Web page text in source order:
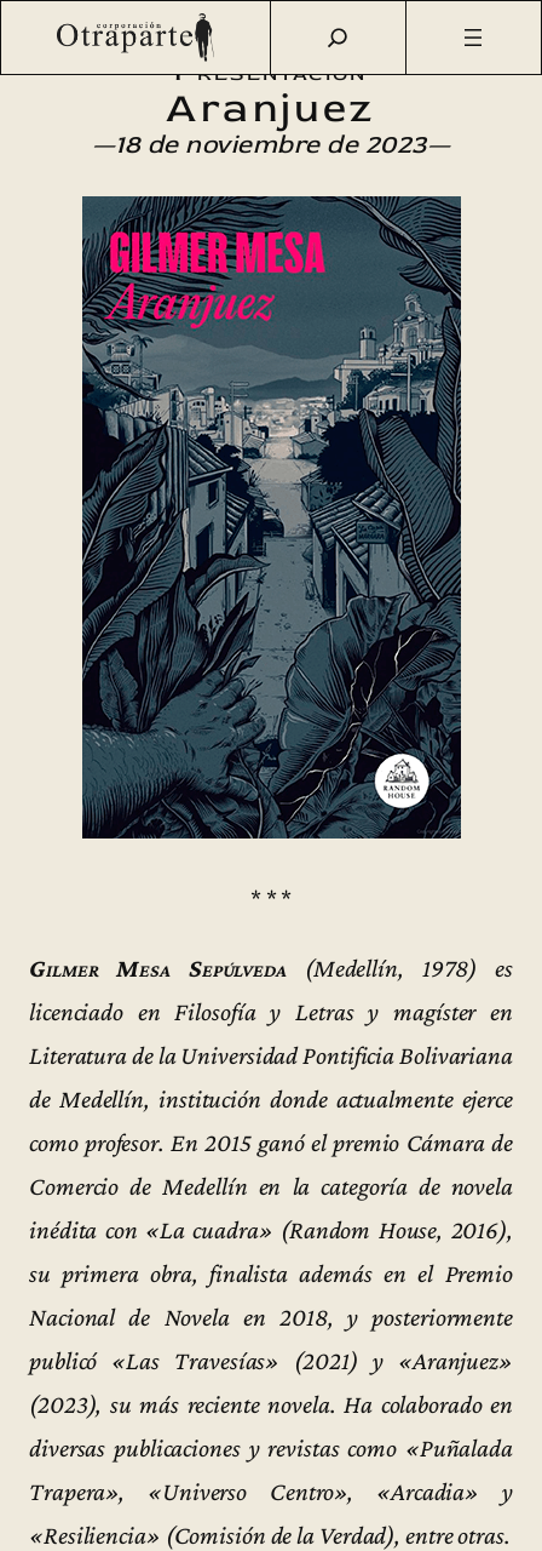
Saltar
Otraparte.org /Agenda Cultural Literatura Aranjuez
Presentación
Aranjuez
—18 de noviembre de 2023—
* * *
Gilmer Mesa Sepúlveda (Medellín, 1978) es
licenciado en Filosofía y Letras y magíster en
Literatura de la Universidad Pontificia Bolivariana
de Medellín, institución donde actualmente ejerce
como profesor. En 2015 ganó el premio Cámara de
Comercio de Medellín en la categoría de novela
inédita con «La cuadra» (Random House, 2016),
su primera obra, finalista además en el Premio
Nacional de Novela en 2018, y posteriormente
publicó «Las Travesías» (2021) y «Aranjuez»
(2023), su más reciente novela. Ha colaborado en
diversas publicaciones y revistas como «Puñalada
Trapera», «Universo Centro», «Arcadia» y
«Resiliencia» (Comisión de la Verdad), entre otras.